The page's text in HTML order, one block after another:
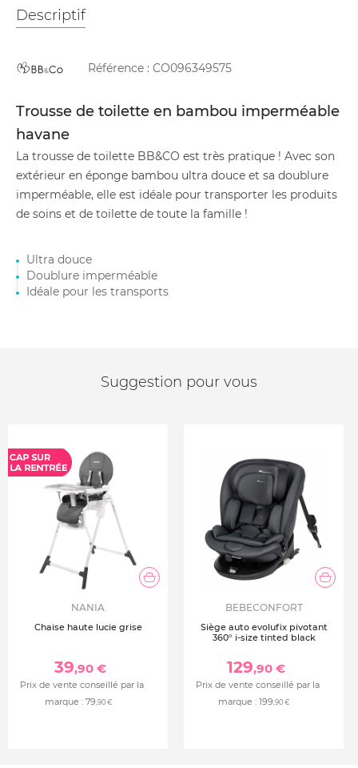
Descriptif
Référence : CO096349575
Trousse de toilette en bambou imperméable
havane
La trousse de toilette BB&CO est très pratique ! Avec son
extérieur en éponge bambou ultra douce et sa doublure
imperméable, elle est idéale pour transporter les produits
de soins et de toilette de toute la famille !
Ultra douce
Doublure imperméable
Idéale pour les transports
Suggestion pour vous
NANIA
Chaise haute lucie grise
39,90 €
Prix de vente conseillé par la
marque : 79,90 €
BEBECONFORT
Siège auto evolufix pivotant
360° i-size tinted black
129,90 €
Prix de vente conseillé par la
marque : 199,90 €